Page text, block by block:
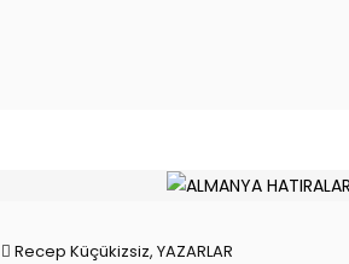
Recep Küçükizsiz,YAZARLAR